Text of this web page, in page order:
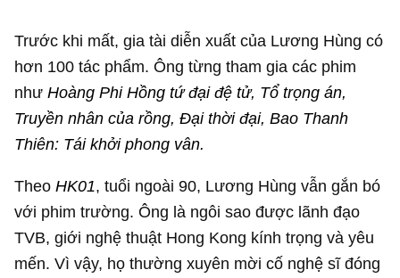
Trước khi mất, gia tài diễn xuất của Lương Hùng có
hơn 100 tác phẩm. Ông từng tham gia các phim
nhưHoàng Phi Hồng tứ đại đệ tử, Tổ trọng án,
Truyền nhân của rồng, Đại thời đại, Bao Thanh
Thiên: Tái khởi phong vân.
TheoHK01, tuổi ngoài 90, Lương Hùng vẫn gắn bó
với phim trường. Ông là ngôi sao được lãnh đạo
TVB, giới nghệ thuật Hong Kong kính trọng và yêu
mến. Vì vậy, họ thường xuyên mời cố nghệ sĩ đóng